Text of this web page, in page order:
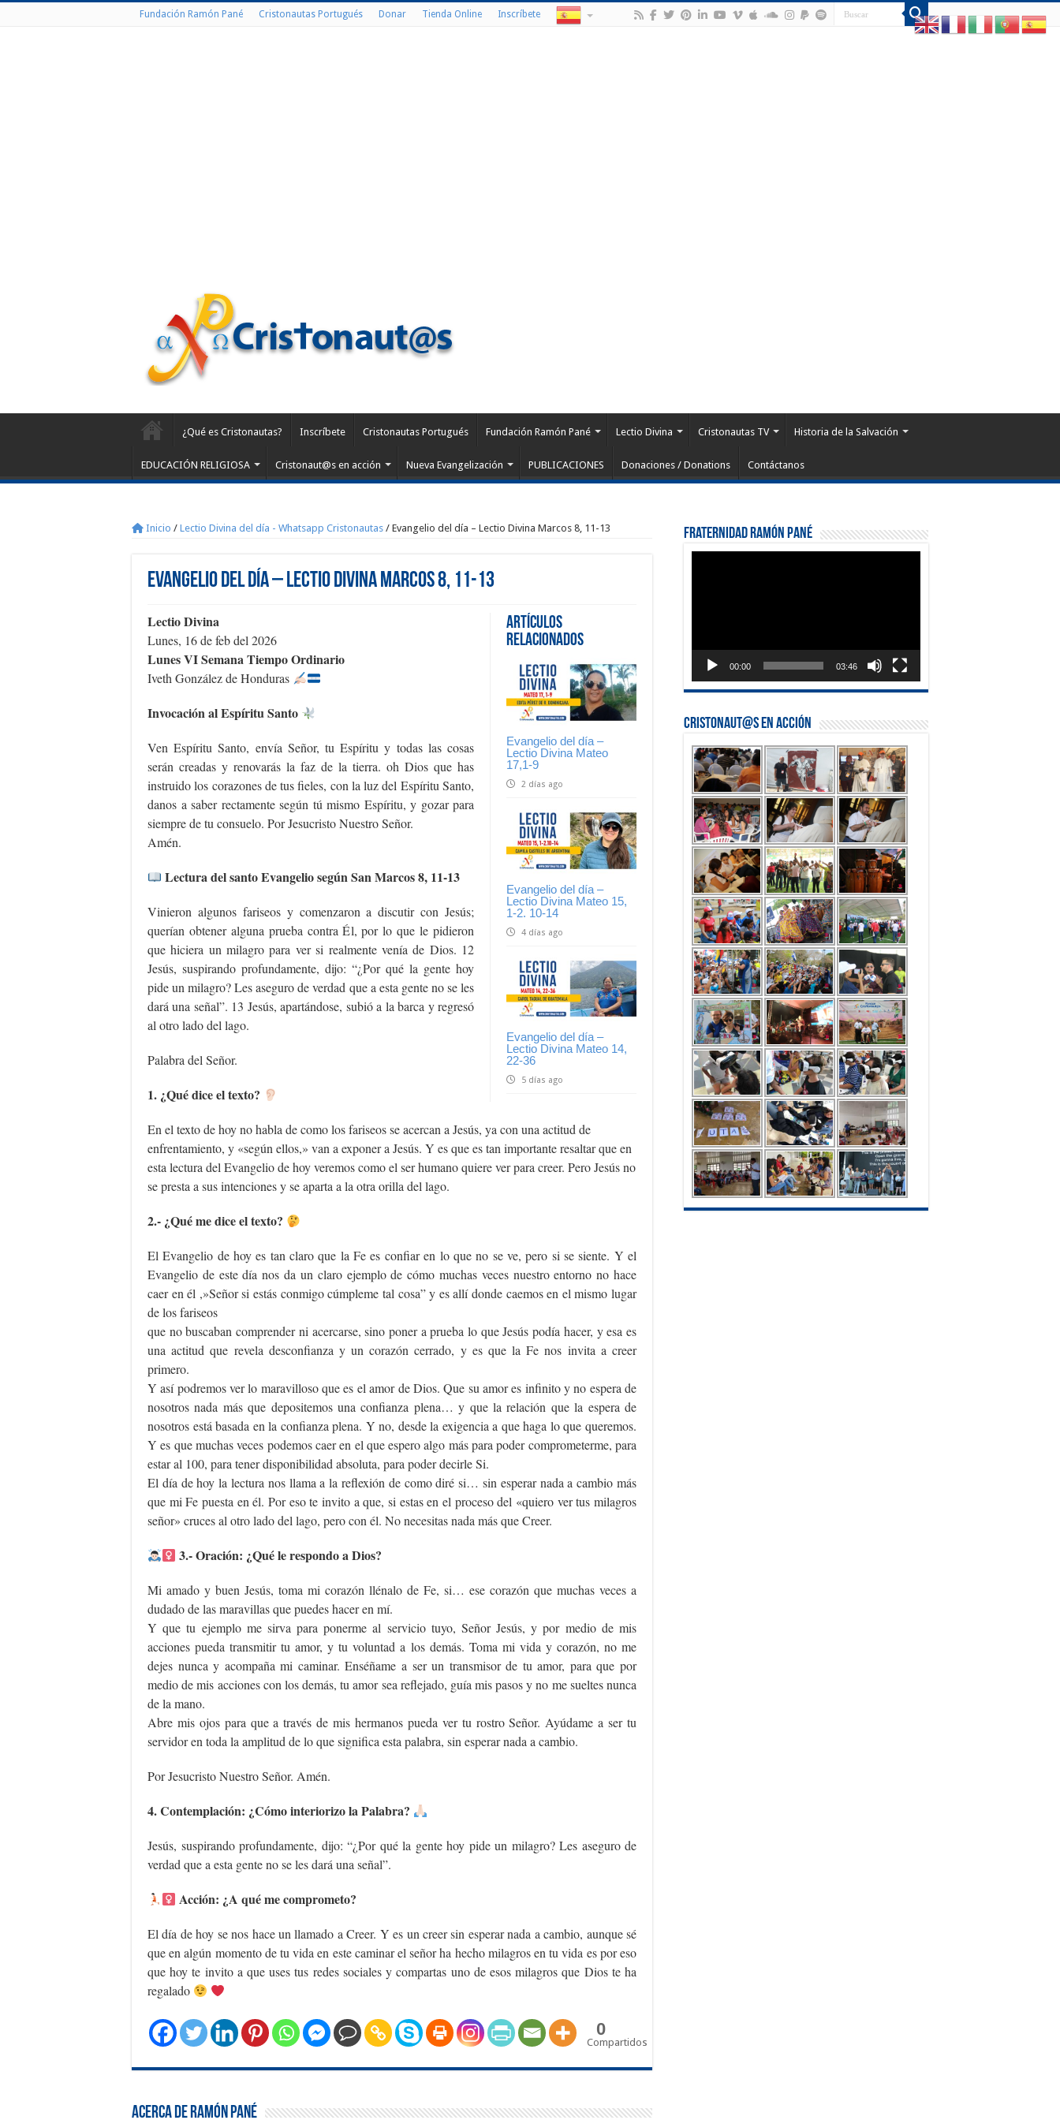
Fundación Ramón Pané Cristonautas Portugués Donar Tienda Online Inscríbete
¿Qué es Cristonautas? Inscríbete Cristonautas Portugués Fundación Ramón Pané Lectio Divina Cristonautas TV Historia de la Salvación
EDUCACIÓN RELIGIOSA Cristonaut@s en acción Nueva Evangelización PUBLICACIONES Donaciones / Donations Contáctanos
Inicio / Lectio Divina del día - Whatsapp Cristonautas / Evangelio del día – Lectio Divina Marcos 8, 11-13
Evangelio del día – Lectio Divina Marcos 8, 11-13
Artículos
Relacionados
Evangelio del día –
Lectio Divina Mateo
17,1-9
2 días ago
Evangelio del día –
Lectio Divina Mateo 15,
1-2. 10-14
4 días ago
Evangelio del día –
Lectio Divina Mateo 14,
22-36
5 días ago
Lectio Divina
Lunes, 16 de feb del 2026
Lunes VI Semana Tiempo Ordinario
Iveth González de Honduras
Invocación al Espíritu Santo
Ven Espíritu Santo, envía Señor, tu Espíritu y todas las cosas
serán creadas y renovarás la faz de la tierra. oh Dios que has
instruido los corazones de tus fieles, con la luz del Espíritu Santo,
danos a saber rectamente según tú mismo Espíritu, y gozar para
siempre de tu consuelo. Por Jesucristo Nuestro Señor.
Amén.
Lectura del santo Evangelio según San Marcos 8, 11-13
Vinieron algunos fariseos y comenzaron a discutir con Jesús;
querían obtener alguna prueba contra Él, por lo que le pidieron
que hiciera un milagro para ver si realmente venía de Dios. 12
Jesús, suspirando profundamente, dijo: “¿Por qué la gente hoy
pide un milagro? Les aseguro de verdad que a esta gente no se les
dará una señal”. 13 Jesús, apartándose, subió a la barca y regresó
al otro lado del lago.
Palabra del Señor.
1. ¿Qué dice el texto?
En el texto de hoy no habla de como los fariseos se acercan a Jesús, ya con una actitud de
enfrentamiento, y «según ellos,» van a exponer a Jesús. Y es que es tan importante resaltar que en
esta lectura del Evangelio de hoy veremos como el ser humano quiere ver para creer. Pero Jesús no
se presta a sus intenciones y se aparta a la otra orilla del lago.
2.- ¿Qué me dice el texto?
El Evangelio de hoy es tan claro que la Fe es confiar en lo que no se ve, pero si se siente. Y el
Evangelio de este día nos da un claro ejemplo de cómo muchas veces nuestro entorno no hace
caer en él ,»Señor si estás conmigo cúmpleme tal cosa” y es allí donde caemos en el mismo lugar
de los fariseos
que no buscaban comprender ni acercarse, sino poner a prueba lo que Jesús podía hacer, y esa es
una actitud que revela desconfianza y un corazón cerrado, y es que la Fe nos invita a creer
primero.
Y así podremos ver lo maravilloso que es el amor de Dios. Que su amor es infinito y no espera de
nosotros nada más que depositemos una confianza plena… y que la relación que la espera de
nosotros está basada en la confianza plena. Y no, desde la exigencia a que haga lo que queremos.
Y es que muchas veces podemos caer en el que espero algo más para poder comprometerme, para
estar al 100, para tener disponibilidad absoluta, para poder decirle Si.
El día de hoy la lectura nos llama a la reflexión de como diré si… sin esperar nada a cambio más
que mi Fe puesta en él. Por eso te invito a que, si estas en el proceso del «quiero ver tus milagros
señor» cruces al otro lado del lago, pero con él. No necesitas nada más que Creer.
3.- Oración: ¿Qué le respondo a Dios?
Mi amado y buen Jesús, toma mi corazón llénalo de Fe, si… ese corazón que muchas veces a
dudado de las maravillas que puedes hacer en mí.
Y que tu ejemplo me sirva para ponerme al servicio tuyo, Señor Jesús, y por medio de mis
acciones pueda transmitir tu amor, y tu voluntad a los demás. Toma mi vida y corazón, no me
dejes nunca y acompaña mi caminar. Enséñame a ser un transmisor de tu amor, para que por
medio de mis acciones con los demás, tu amor sea reflejado, guía mis pasos y no me sueltes nunca
de la mano.
Abre mis ojos para que a través de mis hermanos pueda ver tu rostro Señor. Ayúdame a ser tu
servidor en toda la amplitud de lo que significa esta palabra, sin esperar nada a cambio.
Por Jesucristo Nuestro Señor. Amén.
4. Contemplación: ¿Cómo interiorizo la Palabra?
Jesús, suspirando profundamente, dijo: “¿Por qué la gente hoy pide un milagro? Les aseguro de
verdad que a esta gente no se les dará una señal”.
Acción: ¿A qué me comprometo?
El día de hoy se nos hace un llamado a Creer. Y es un creer sin esperar nada a cambio, aunque sé
que en algún momento de tu vida en este caminar el señor ha hecho milagros en tu vida es por eso
que hoy te invito a que uses tus redes sociales y compartas uno de esos milagros que Dios te ha
regalado
0
Compartidos
Acerca de Ramón Pané
Fraternidad Ramón Pané
00:00 03:46
Cristonaut@s en Acción